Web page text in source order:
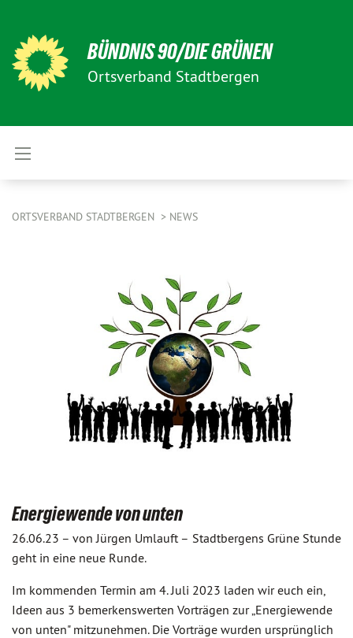
BÜNDNIS 90/DIE GRÜNEN
Ortsverband Stadtbergen
ORTSVERBAND STADTBERGEN NEWS
Energiewende von unten
26.06.23 – von Jürgen Umlauft – Stadtbergens Grüne Stunde
geht in eine neue Runde.
Im kommenden Termin am 4. Juli 2023 laden wir euch ein,
Ideen aus 3 bemerkenswerten Vorträgen zur „Energiewende
von unten" mitzunehmen. Die Vorträge wurden ursprünglich